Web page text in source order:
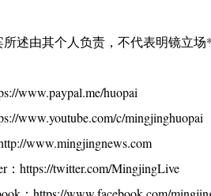
述由其个人负责，不代表明镜立
www.paypal.me/huopai
www.youtube.com/c/mingjinghuopai
www.mingjingnews.com
：https://twitter.com/MingjingLive